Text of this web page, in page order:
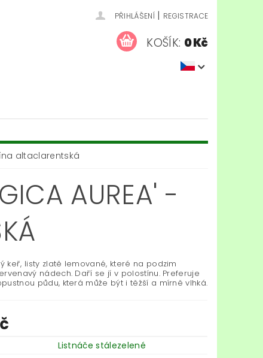
PŘIHLÁŠENÍ | REGISTRACE
KOŠÍK: 0 Kč
altaclarentská
AUREA' -
keř, listy zlatě lemované, které na podzim
nádech. Daří se jí v polostínu. Preferuje
půdu, která může být i těžší a mírně vlhká.
Listnáče stálezelené